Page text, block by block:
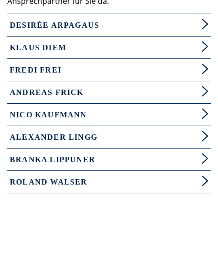
DESIRÉE ARPAGAUS
KLAUS DIEM
FREDI FREI
ANDREAS FRICK
NICO KAUFMANN
ALEXANDER LINGG
BRANKA LIPPUNER
ROLAND WALSER